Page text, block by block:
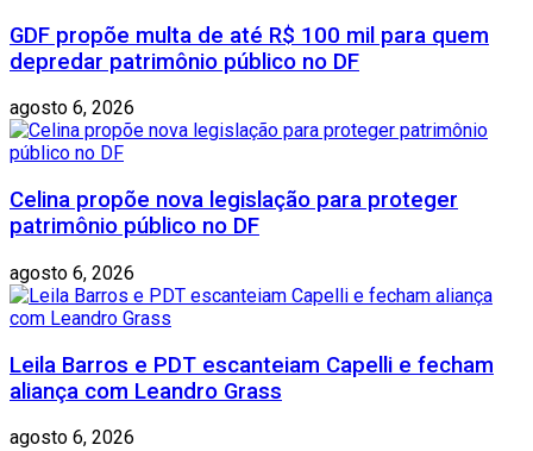
GDF propõe multa de até R$ 100 mil para quem
depredar patrimônio público no DF
agosto 6, 2026
Celina propõe nova legislação para proteger
patrimônio público no DF
agosto 6, 2026
Leila Barros e PDT escanteiam Capelli e fecham
aliança com Leandro Grass
agosto 6, 2026